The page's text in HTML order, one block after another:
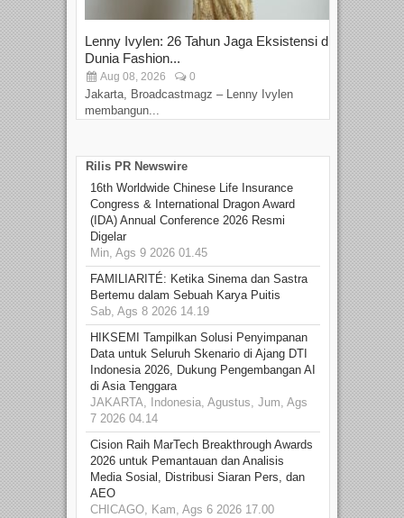
Lenny Ivylen: 26 Tahun Jaga Eksistensi di
Dunia Fashion...
Aug 08, 2026 0
Jakarta, Broadcastmagz – Lenny Ivylen
membangun...
Rilis PR Newswire
16th Worldwide Chinese Life Insurance
Congress & International Dragon Award
(IDA) Annual Conference 2026 Resmi
Digelar
Min, Ags 9 2026 01.45
FAMILIARITÉ: Ketika Sinema dan Sastra
Bertemu dalam Sebuah Karya Puitis
Sab, Ags 8 2026 14.19
HIKSEMI Tampilkan Solusi Penyimpanan
Data untuk Seluruh Skenario di Ajang DTI
Indonesia 2026, Dukung Pengembangan AI
di Asia Tenggara
JAKARTA, Indonesia, Agustus, Jum, Ags
7 2026 04.14
Cision Raih MarTech Breakthrough Awards
2026 untuk Pemantauan dan Analisis
Media Sosial, Distribusi Siaran Pers, dan
AEO
CHICAGO, Kam, Ags 6 2026 17.00